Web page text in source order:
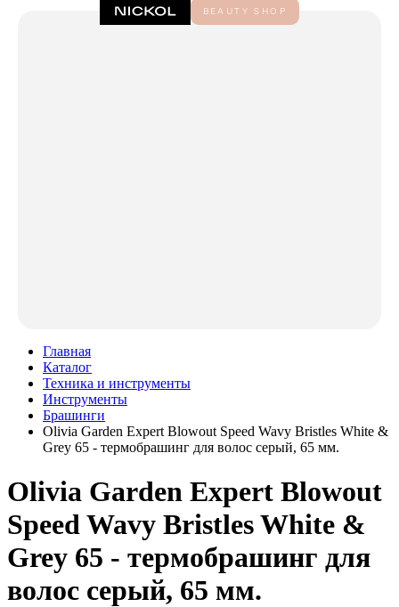
Главная
Каталог
Техника и инструменты
Инструменты
Брашинги
Olivia Garden Expert Blowout Speed Wavy Bristles White &
Grey 65 - термобрашинг для волос серый, 65 мм.
Olivia Garden Expert Blowout
Speed Wavy Bristles White &
Grey 65 - термобрашинг для
волос серый, 65 мм.